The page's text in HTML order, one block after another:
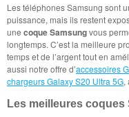
Les téléphones Samsung sont
puissance, mais ils restent
une coque Samsungvous
longtemps. C’est la meilleure
temps et de l’argent tout en
aussi notre offre d’accessoires
chargeurs Galaxy S20 Ultra 5G,
Les meilleures coques